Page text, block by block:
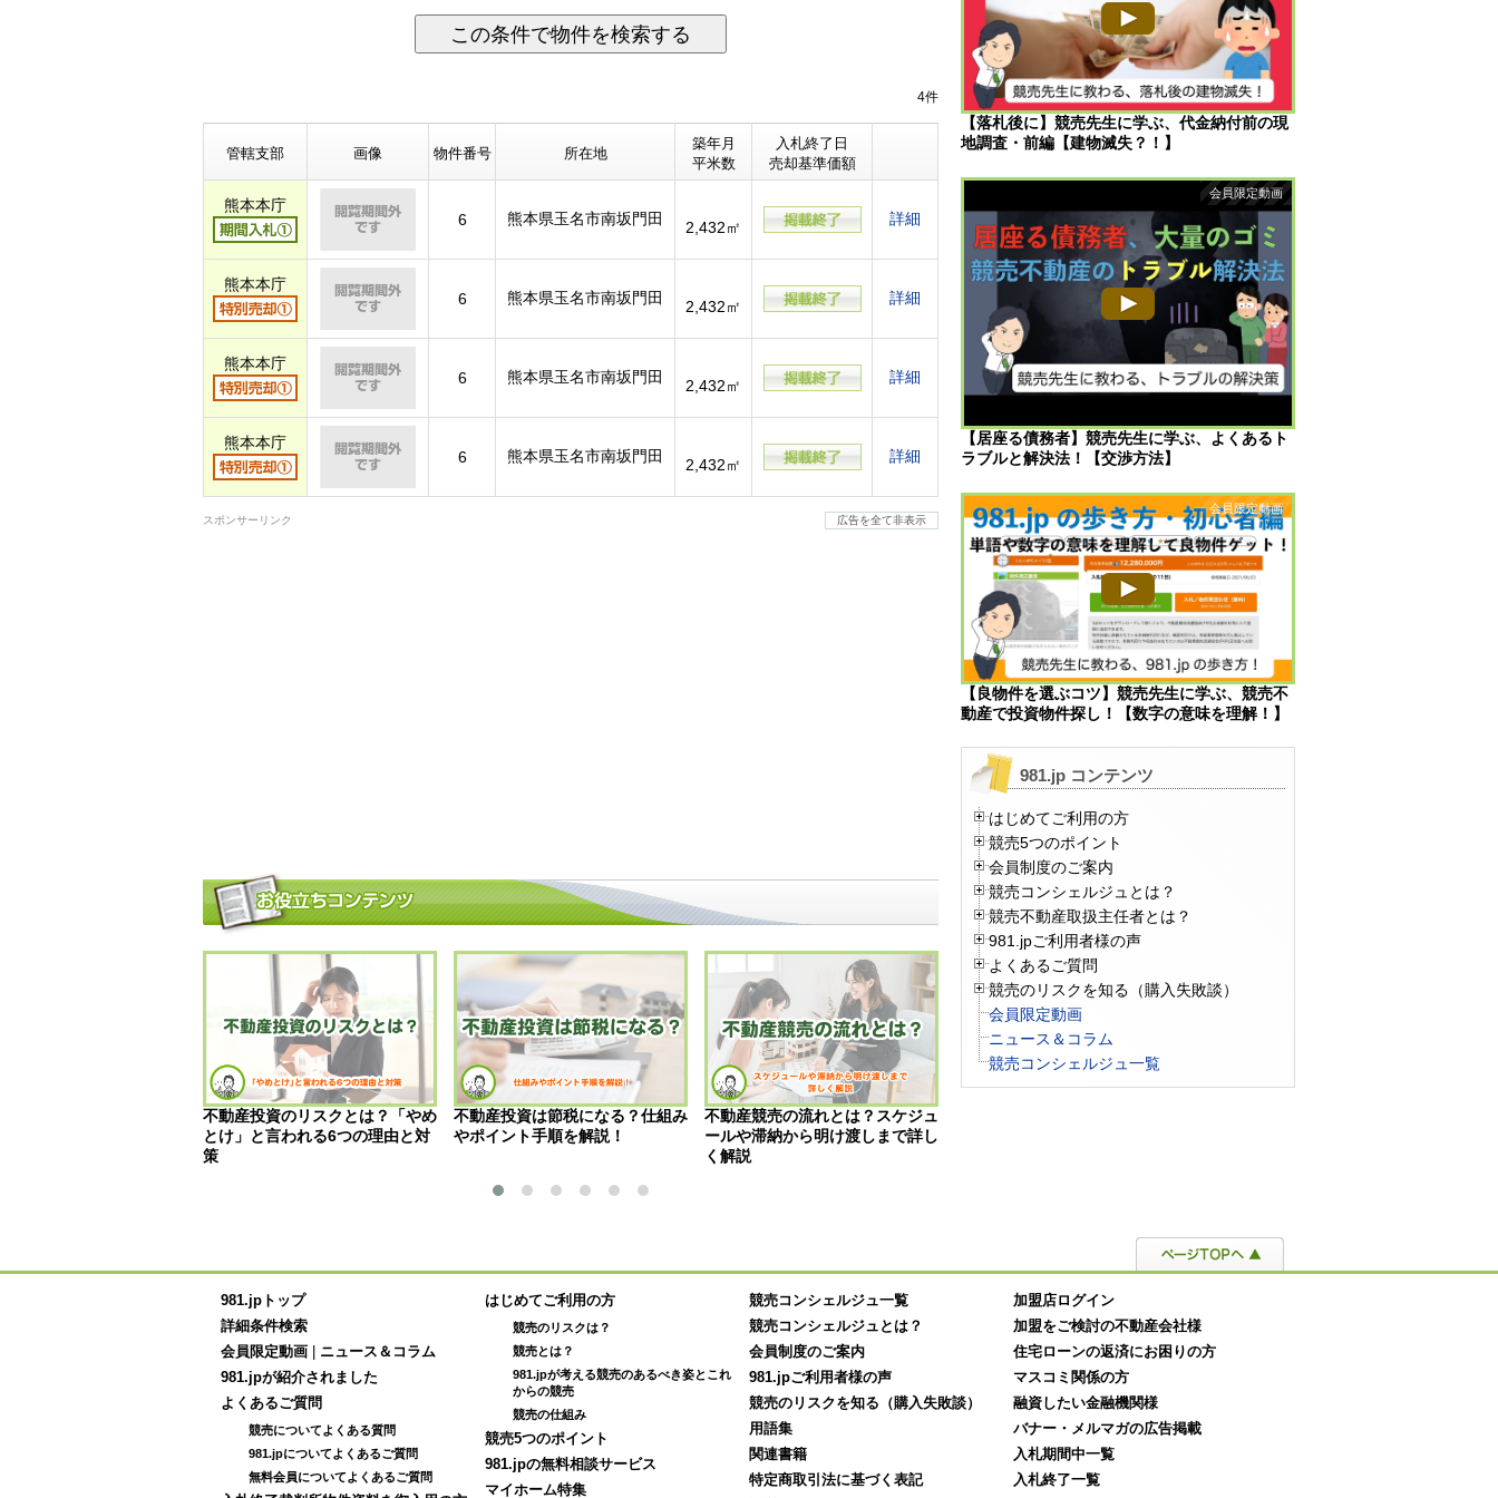
この条件で物件を検索する
4件
管轄支部 画像 物件番号 所在地
築年月
平米数
入札終了日
売却基準価額
熊本本庁
6
熊本県玉名市南坂門田 2,432㎡ 詳細
熊本本庁
6
熊本県玉名市南坂門田 2,432㎡ 詳細
熊本本庁
6
熊本県玉名市南坂門田 2,432㎡ 詳細
熊本本庁
6
熊本県玉名市南坂門田 2,432㎡ 詳細
スポンサーリンク 広告を全て非表示
不動産投資のリスクとは？「やめ
とけ」と言われる6つの理由と対
策
不動産投資は節税になる？仕組み
やポイント手順を解説！
不動産競売の流れとは？スケジュ
ールや滞納から明け渡しまで詳し
く解説
【落札後に】競売先生に学ぶ、代金納付前の現
地調査・前編【建物滅失？！】
【居座る債務者】競売先生に学ぶ、よくあるト
ラブルと解決法！【交渉方法】
【良物件を選ぶコツ】競売先生に学ぶ、競売不
動産で投資物件探し！【数字の意味を理解！】
981.jp コンテンツ
はじめてご利用の方
競売5つのポイント
会員制度のご案内
競売コンシェルジュとは？
競売不動産取扱主任者とは？
981.jpご利用者様の声
よくあるご質問
競売のリスクを知る（購入失敗談）
会員限定動画
ニュース＆コラム
競売コンシェルジュ一覧
981.jpトップ
詳細条件検索
会員限定動画
ニュース＆コラム
981.jpが紹介されました
よくあるご質問
競売についてよくある質問
981.jpについてよくあるご質問
無料会員についてよくあるご質問
はじめてご利用の方
競売のリスクは？
競売とは？
981.jpが考える競売のあるべき姿とこれ
からの競売
競売の仕組み
競売5つのポイント
981.jpの無料相談サービス
マイホーム特集
競売コンシェルジュ一覧
競売コンシェルジュとは？
会員制度のご案内
981.jpご利用者様の声
競売のリスクを知る（購入失敗談）
用語集
関連書籍
特定商取引法に基づく表記
加盟店ログイン
加盟をご検討の不動産会社様
住宅ローンの返済にお困りの方
マスコミ関係の方
融資したい金融機関様
バナー・メルマガの広告掲載
入札期間中一覧
入札終了一覧